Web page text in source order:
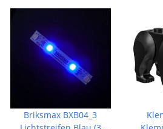
Briksmax BXB04_3